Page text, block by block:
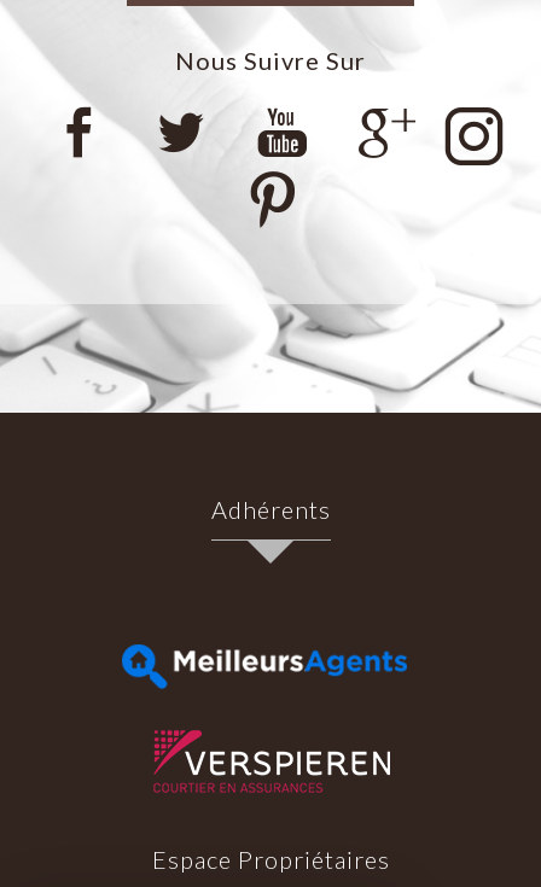
Nous Suivre Sur
Adhérents
Espace Propriétaires